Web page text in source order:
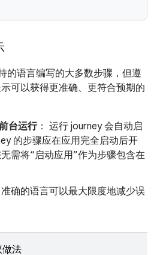
的语言编写的大多数步骤，但遵
可以获得更准确、更符合预期的
台运行： 运行 journey 会自动启
的步骤应在应用完全启动后开
需将“启动应用”作为步骤包含在
准确的语言可以最大限度地减少误
做法